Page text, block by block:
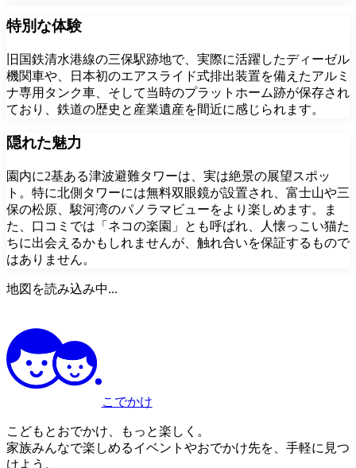
特別な体験
旧国鉄清水港線の三保駅跡地で、実際に活躍したディーゼル
機関車や、日本初のエアスライド式排出装置を備えたアルミ
ナ専用タンク車、そして当時のプラットホーム跡が保存され
ており、鉄道の歴史と産業遺産を間近に感じられます。
隠れた魅力
園内に2基ある津波避難タワーは、実は絶景の展望スポッ
ト。特に北側タワーには無料双眼鏡が設置され、富士山や三
保の松原、駿河湾のパノラマビューをより楽しめます。ま
た、口コミでは「ネコの楽園」とも呼ばれ、人懐っこい猫た
ちに出会えるかもしれませんが、触れ合いを保証するもので
はありません。
地図を読み込み中...
こでかけ
こどもとおでかけ、もっと楽しく。
家族みんなで楽しめるイベントやおでかけ先を、手軽に見つ
けよう。